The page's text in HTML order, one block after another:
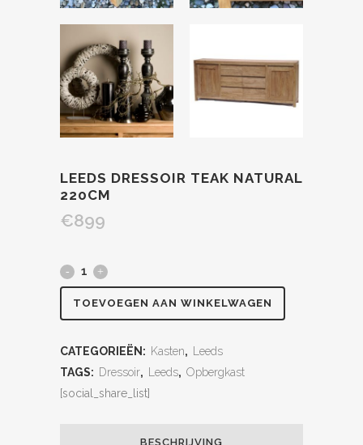
LEEDS DRESSOIR TEAK NATURAL
220CM
€899
TOEVOEGEN AAN WINKELWAGEN
CATEGORIEËN: Kasten,
Leeds
TAGS: Dressoir, Leeds, Opbergkast
[social_share_list]
BESCHRIJVING